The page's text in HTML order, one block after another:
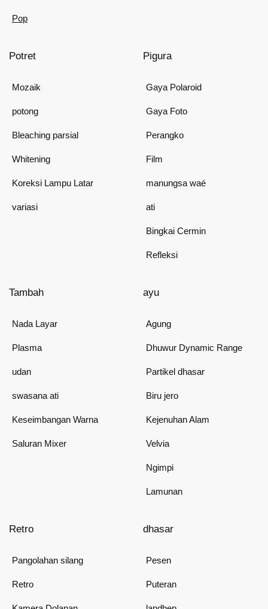
Pop
Potret
Mozaik
potong
Bleaching parsial
Whitening
Koreksi Lampu Latar
variasi
Pigura
Gaya Polaroid
Gaya Foto
Perangko
Film
manungsa waé
ati
Bingkai Cermin
Refleksi
Tambah
Nada Layar
Plasma
udan
swasana ati
Keseimbangan Warna
Saluran Mixer
ayu
Agung
Dhuwur Dynamic Range
Partikel dhasar
Biru jero
Kejenuhan Alam
Velvia
Ngimpi
Lamunan
Retro
Pangolahan silang
Retro
dhasar
Pesen
Puteran